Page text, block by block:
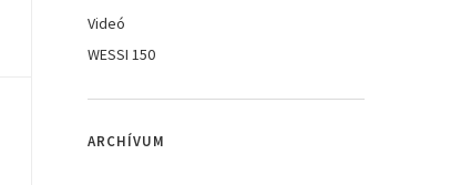
Videó
WESSI 150
ARCHÍVUM